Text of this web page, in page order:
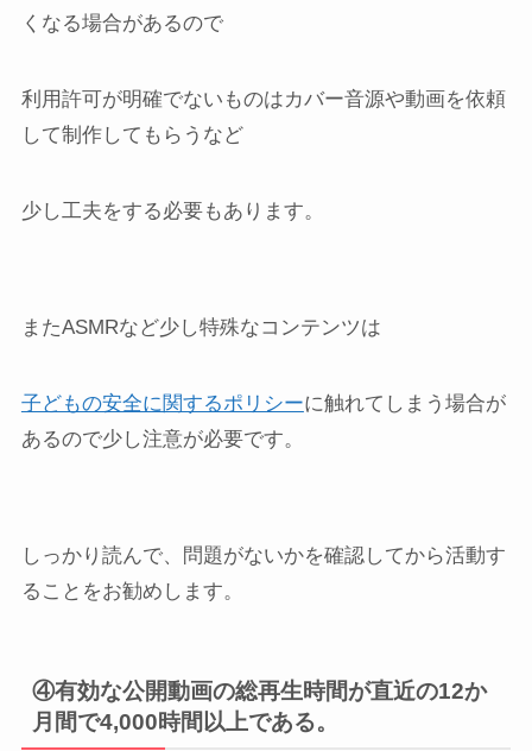
くなる場合があるので
利用許可が明確でないものはカバー音源や動画を依頼
して制作してもらうなど
少し工夫をする必要もあります。
またASMRなど少し特殊なコンテンツは
子どもの安全に関するポリシーに触れてしまう場合が
あるので少し注意が必要です。
しっかり読んで、問題がないかを確認してから活動す
ることをお勧めします。
④有効な公開動画の総再生時間が直近の12か
月間で4,000時間以上である。